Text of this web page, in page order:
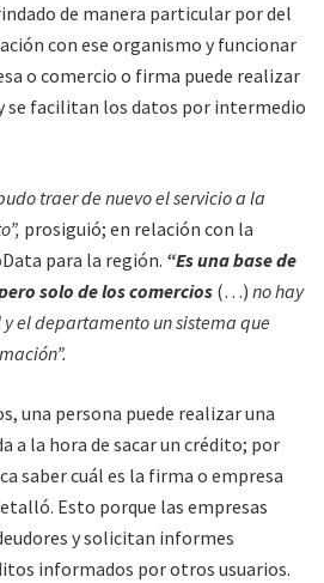
de manera particular por del
con ese organismo y funcionar
o comercio o firma puede realizar
se facilitan los datos por intermedio
traer de nuevo el servicio a la
prosiguió; en relación con la
para la región. “Es una base de
solo de los comercios (…) no hay
el departamento un sistema que
una persona puede realizar una
a la hora de sacar un crédito; por
saber cuál es la firma o empresa
Esto porque las empresas
y solicitan informes
informados por otros usuarios.